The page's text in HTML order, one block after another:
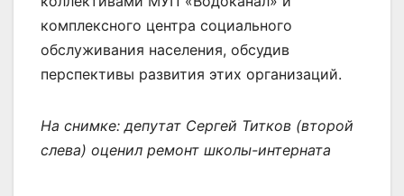
комплексного центра социального
обслуживания населения, обсудив
перспективы развития этих организаций.
На снимке: депутат Сергей Титков (второй
слева) оценил ремонт школы-интерната